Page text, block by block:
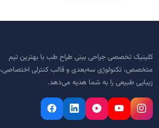
کلینیک تخصصی جراحی بینی طراح طب با بهترین تیم
متخصص، تکنولوژی سه‌بعدی و قالب کنترلی اختصاصی،
زیبایی طبیعی را به شما هدیه می‌دهد.